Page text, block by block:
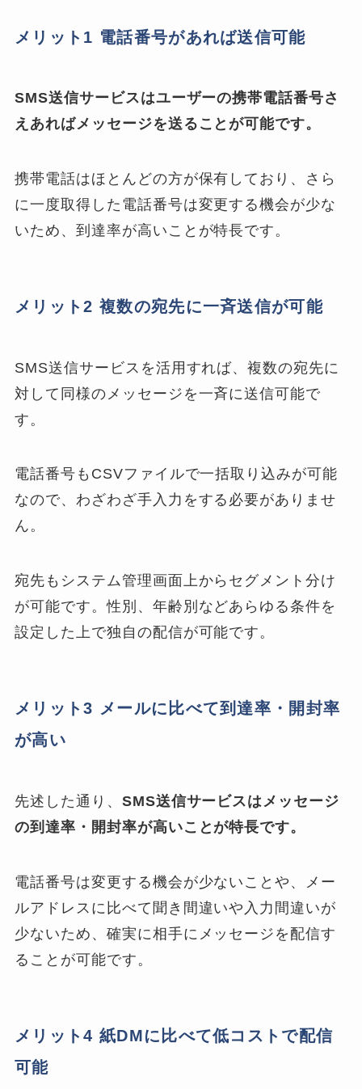
メリット1 電話番号があれば送信可能
SMS送信サービスはユーザーの携帯電話番号さ
えあればメッセージを送ることが可能です。
携帯電話はほとんどの方が保有しており、さら
に一度取得した電話番号は変更する機会が少な
いため、到達率が高いことが特長です。
メリット2 複数の宛先に一斉送信が可能
SMS送信サービスを活用すれば、複数の宛先に
対して同様のメッセージを一斉に送信可能で
す。
電話番号もCSVファイルで一括取り込みが可能
なので、わざわざ手入力をする必要がありませ
ん。
宛先もシステム管理画面上からセグメント分け
が可能です。性別、年齢別などあらゆる条件を
設定した上で独自の配信が可能です。
メリット3 メールに比べて到達率・開封率
が高い
先述した通り、 SMS送信サービスはメッセージ
の到達率・開封率が高いことが特長です。
電話番号は変更する機会が少ないことや、メー
ルアドレスに比べて聞き間違いや入力間違いが
少ないため、確実に相手にメッセージを配信す
ることが可能です。
メリット4 紙DMに比べて低コストで配信
可能